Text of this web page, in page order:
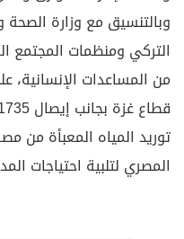
وبالتنسيق مع وزارة الصحة
توريد المياه المعبأة من
المصري لتلبية احتياجات